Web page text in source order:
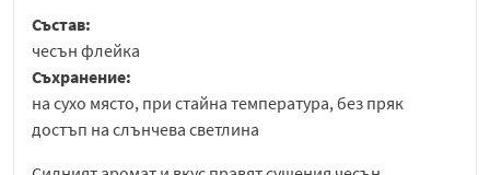
Състав:
чесън флейка
Съхранение:
на сухо място, при стайна температура, без пряк
достъп на слънчева светлина